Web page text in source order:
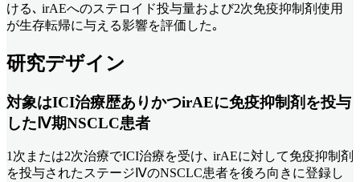
ける､ irAEへのステロイド投与量および2次免疫抑制剤使用
が生存転帰に与える影響を評価した｡
研究デザイン
対象はICI治療歴ありかつirAEに免疫抑制剤を投与
したⅣ期NSCLC患者
1次または2次治療でICI治療を受け､ irAEに対して免疫抑制剤
を投与されたステージⅣのNSCLC患者を後ろ向きに登録し